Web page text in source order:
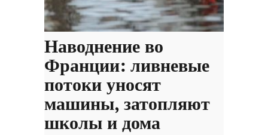
Наводнение во
Франции: ливневые
потоки уносят
машины, затопляют
школы и дома